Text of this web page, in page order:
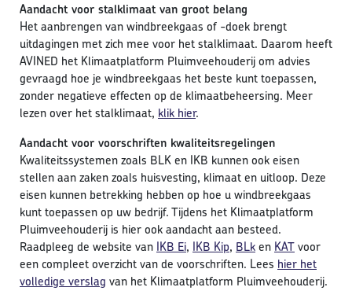
Aandacht voor stalklimaat van groot belang
Het aanbrengen van windbreekgaas of -doek brengt
uitdagingen met zich mee voor het stalklimaat. Daarom heeft
AVINED het Klimaatplatform Pluimveehouderij om advies
gevraagd hoe je windbreekgaas het beste kunt toepassen,
zonder negatieve effecten op de klimaatbeheersing. Meer
lezen over het stalklimaat, klik hier.
Aandacht voor voorschriften kwaliteitsregelingen
Kwaliteitssystemen zoals BLK en IKB kunnen ook eisen
stellen aan zaken zoals huisvesting, klimaat en uitloop. Deze
eisen kunnen betrekking hebben op hoe u windbreekgaas
kunt toepassen op uw bedrijf. Tijdens het Klimaatplatform
Pluimveehouderij is hier ook aandacht aan besteed.
Raadpleeg de website van IKB Ei, IKB Kip, BLken KATvoor
een compleet overzicht van de voorschriften. Lees hier het
volledige verslag van het Klimaatplatform Pluimveehouderij.